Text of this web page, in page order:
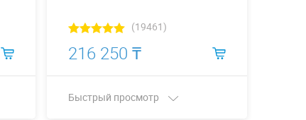
(19461)
216 250 ₸
Быстрый просмотр